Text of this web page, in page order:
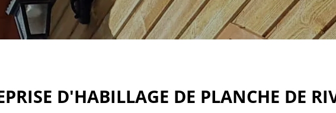
D'HABILLAGE DE PLANCHE DE